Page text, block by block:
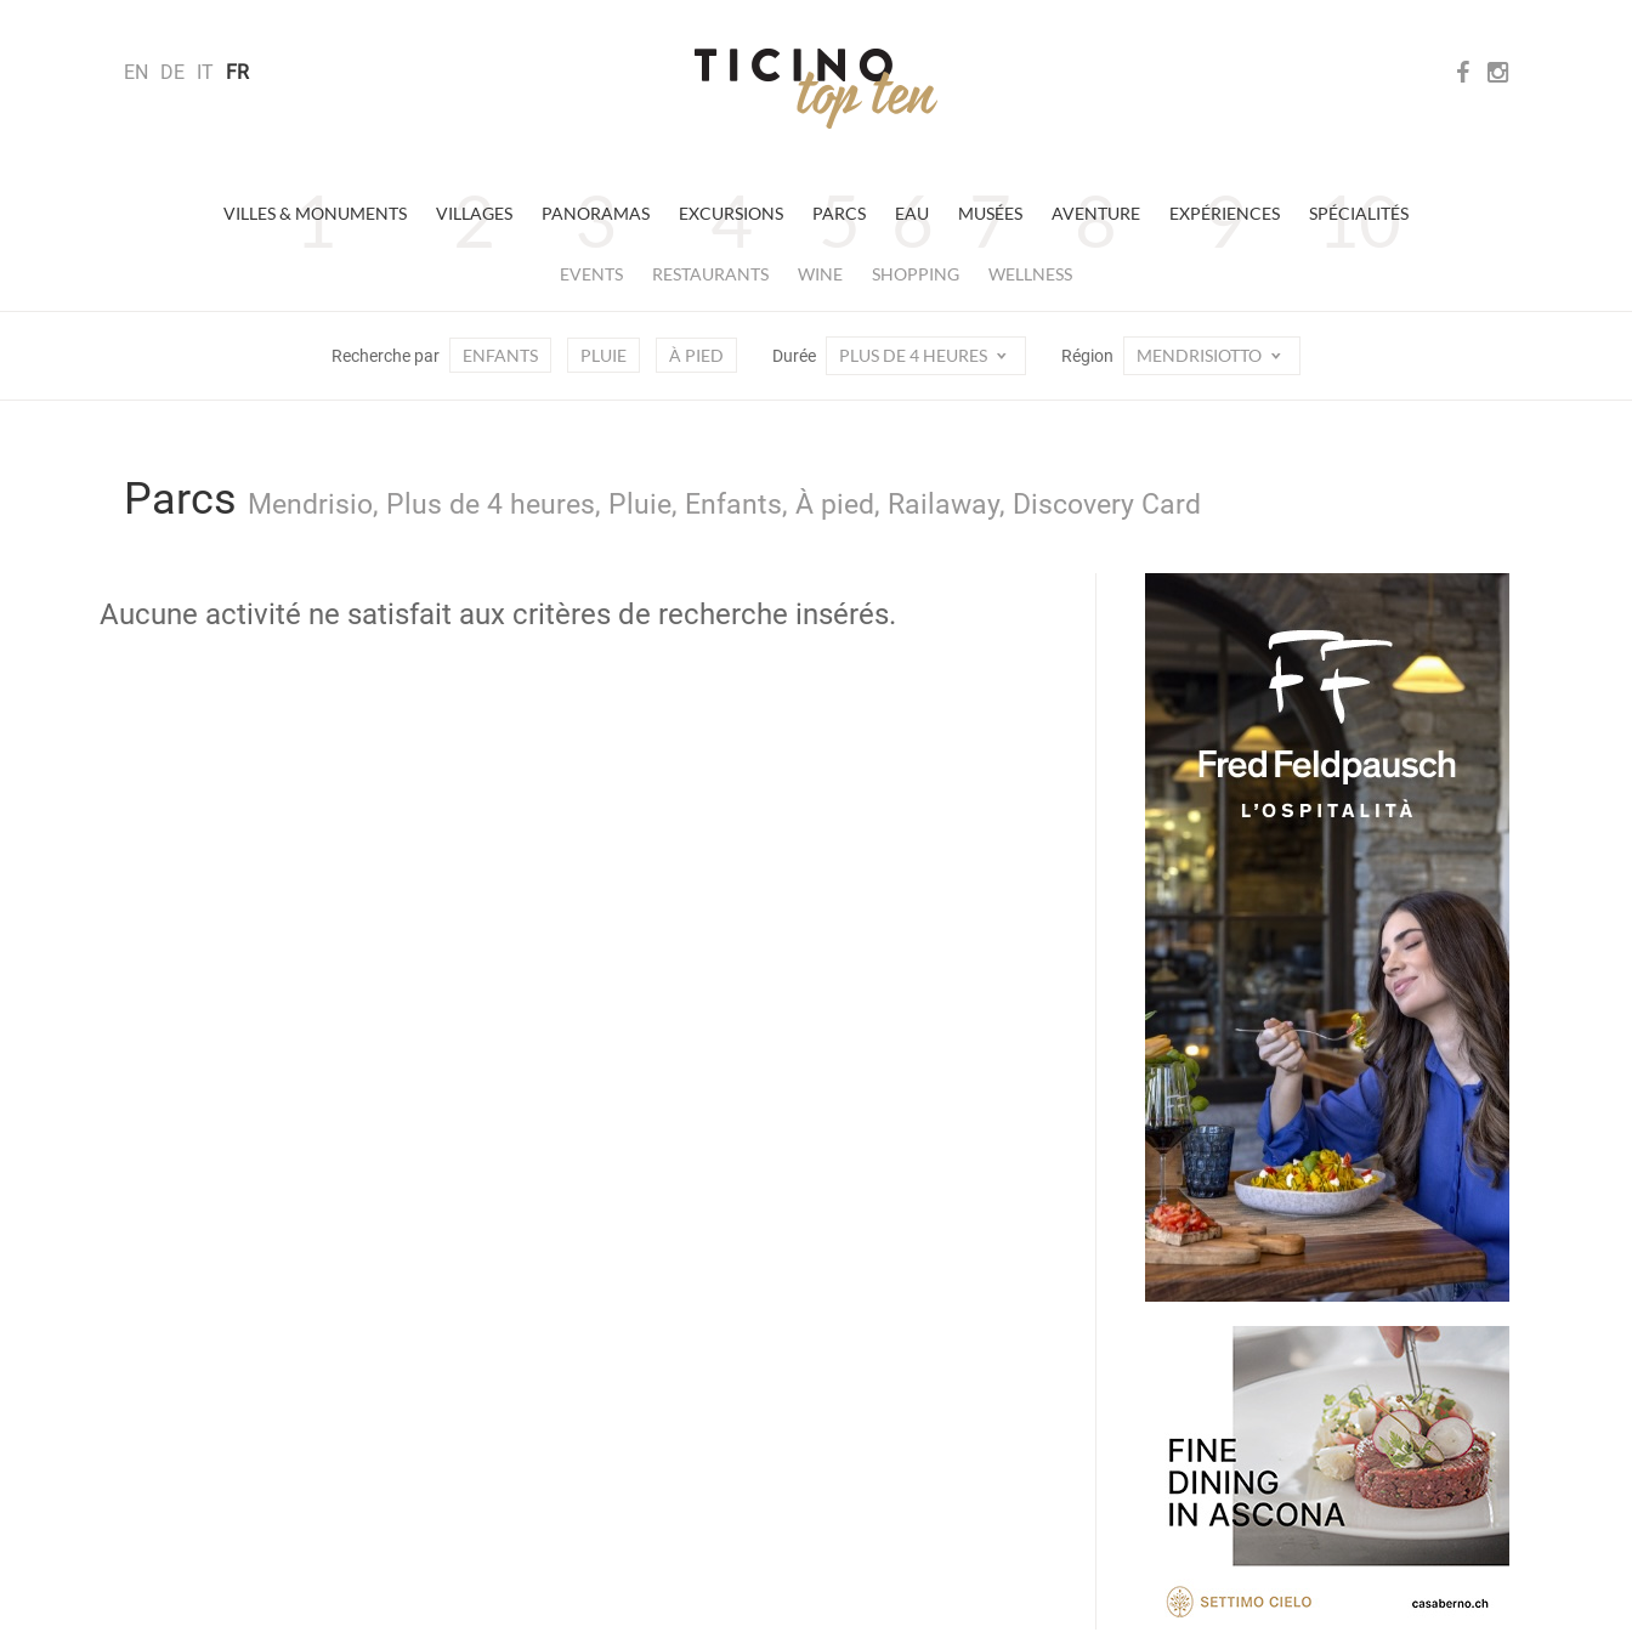
EN DE IT FR
VILLES & MONUMENTS VILLAGES PANORAMAS EXCURSIONS PARCS EAU MUSÉES AVENTURE EXPÉRIENCES SPÉCIALITÉS
EVENTS RESTAURANTS WINE SHOPPING WELLNESS
Recherche par ENFANTS PLUIE À PIED Durée PLUS DE 4 HEURES Région MENDRISIOTTO
Parcs Mendrisio, Plus de 4 heures, Pluie, Enfants, À pied, Railaway, Discovery Card
Aucune activité ne satisfait aux critères de recherche insérés.